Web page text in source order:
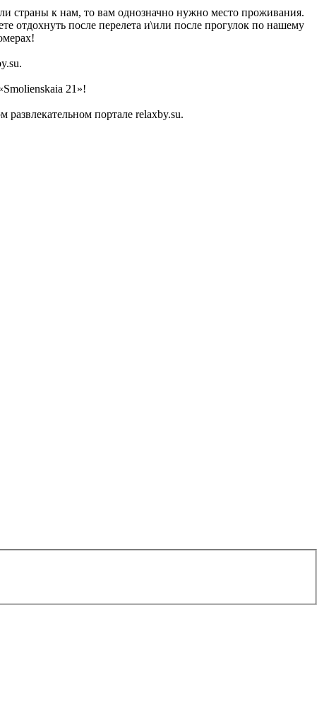
страны к нам, то вам однозначно нужно место проживания.
отдохнуть после перелета и\или после прогулок по нашему
21»!
портале relaxby.su.